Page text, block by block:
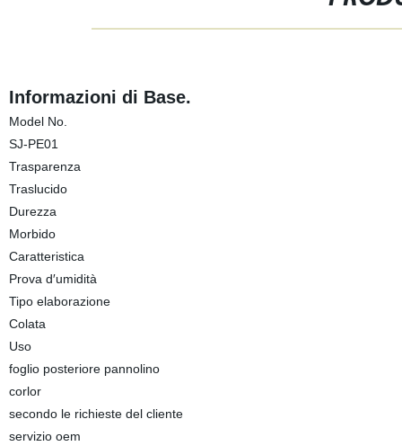
Informazioni di Base.
Model No.
SJ-PE01
Trasparenza
Traslucido
Durezza
Morbido
Caratteristica
Prova d′umidità
Tipo elaborazione
Colata
Uso
foglio posteriore pannolino
corlor
secondo le richieste del cliente
servizio oem